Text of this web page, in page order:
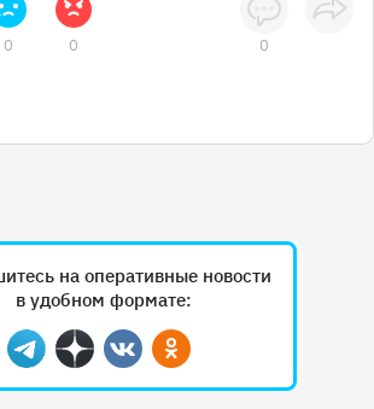
0 0 0
на оперативные новости
в удобном формате:
Telegram
ДзенВконтактеОдноклассники